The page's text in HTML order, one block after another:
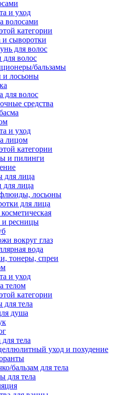
и уход
волосами
категории
и сыворотки
для волос
волос
бальзамы
и лосьоны
для волос
средства
и уход
лицом
категории
и пилинги
для лица
для лица
лосьоны
для лица
и ресницы
вокруг глаз
вода
тонеры, спреи
и уход
телом
категории
тела
душа
тела
уход и похудение
бальзам для тела
для тела